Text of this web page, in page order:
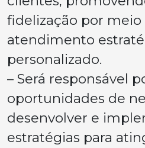
fidelização por
atendimento
personalizado.
– Será responsável
oportunidades de
desenvolver e
estratégias para